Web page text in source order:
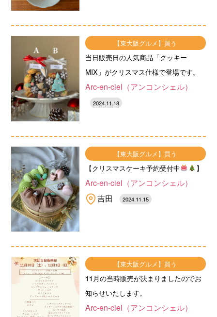
【東大阪グルメ】買う
当日販売日の人気商品「クッキー
MIX」がクリスマス仕様で登場です。
Arc-en-ciel（アンコンシェル）
2024.11.18
【東大阪グルメ】買う
【クリスマスケーキ予約受付中 】
Arc-en-ciel（アンコンシェル）
吉田
2024.11.15
【東大阪グルメ】買う
11月の当時販売が決まりましたのでお
知らせいたします。
Arc-en-ciel（アンコンシェル）